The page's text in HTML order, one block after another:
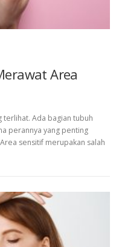
Area
Ada bagian tubuh
perannya yang penting
sensitif merupakan salah